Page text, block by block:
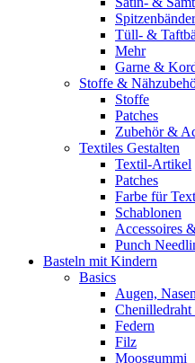
Spitzenbänder
Tüll- &
Mehr
Garne &
Stoffe &
Stoffe
Patches
Zubehör &
Textiles Gestalten
Textil-Artikel
Patches
Farbe für
Schablonen
Accessoires
Punch
Basteln mit Kindern
Basics
Augen,
Federn
Filz
Moosgummi